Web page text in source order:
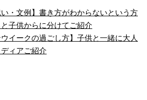
い・文例】書き方がわからないという方
子供からに分けてご紹介
ウイークの過ごし方】子供と一緒に大人
ィアご紹介